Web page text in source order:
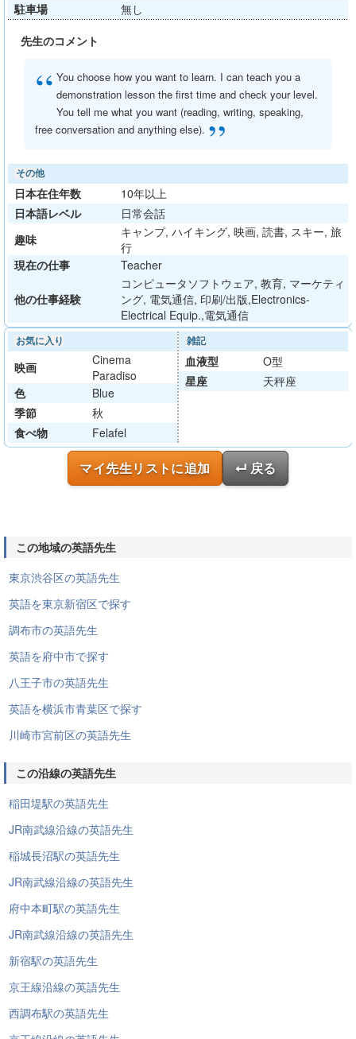
駐車場
無し
先生のコメント
“ You choose how you want to learn. I can teach you a
demonstration lesson the first time and check your level.
You tell me what you want (reading, writing, speaking,
free conversation and anything else). ”
その他
日本在住年数
10年以上
日本語レベル
日常会話
趣味
キャンプ, ハイキング, 映画, 読書, スキー, 旅
行
現在の仕事
Teacher
他の仕事経験
コンピュータソフトウェア, 教育, マーケティ
ング, 電気通信, 印刷/出版,Electronics-
Electrical Equip.,電気通信
お気に入り
映画
Cinema
Paradiso
色
Blue
季節
秋
食べ物
Felafel
雑記
血液型
O型
星座
天秤座
マイ先生リストに追加 ↵ 戻る
この地域の英語先生
東京渋谷区の英語先生
英語を東京新宿区で探す
調布市の英語先生
英語を府中市で探す
八王子市の英語先生
英語を横浜市青葉区で探す
川崎市宮前区の英語先生
この沿線の英語先生
稲田堤駅の英語先生
JR南武線沿線の英語先生
稲城長沼駅の英語先生
JR南武線沿線の英語先生
府中本町駅の英語先生
JR南武線沿線の英語先生
新宿駅の英語先生
京王線沿線の英語先生
西調布駅の英語先生